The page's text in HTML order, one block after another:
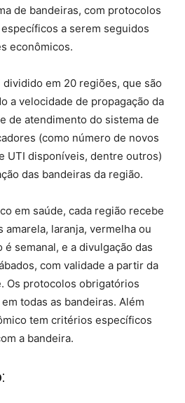
de bandeiras, com protocolos
a serem seguidos
econômicos.
dividido em 20 regiões, que são
a velocidade de propagação da
de atendimento do sistema de
(como número de novos
UTI disponíveis, dentre outros)
das bandeiras da região.
em saúde, cada região recebe
amarela, laranja, vermelha ou
semanal, e a divulgação das
com validade a partir da
Os protocolos obrigatórios
todas as bandeiras. Além
tem critérios específicos
a bandeira.